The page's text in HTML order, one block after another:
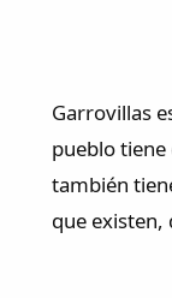
Garrovillas
pueblo
también
que existen,